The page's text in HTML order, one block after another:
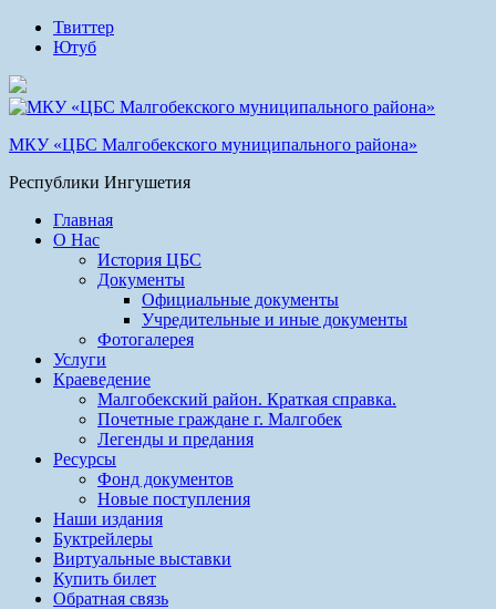
Твиттер
Ютуб
МКУ «ЦБС Малгобекского муниципального района»
Республики Ингушетия
Главная
О Нас
История ЦБС
Документы
Официальные документы
Учредительные и иные документы
Фотогалерея
Услуги
Краеведение
Малгобекский район. Краткая справка.
Почетные граждане г. Малгобек
Легенды и предания
Ресурсы
Фонд документов
Новые поступления
Наши издания
Буктрейлеры
Виртуальные выставки
Купить билет
Обратная связь